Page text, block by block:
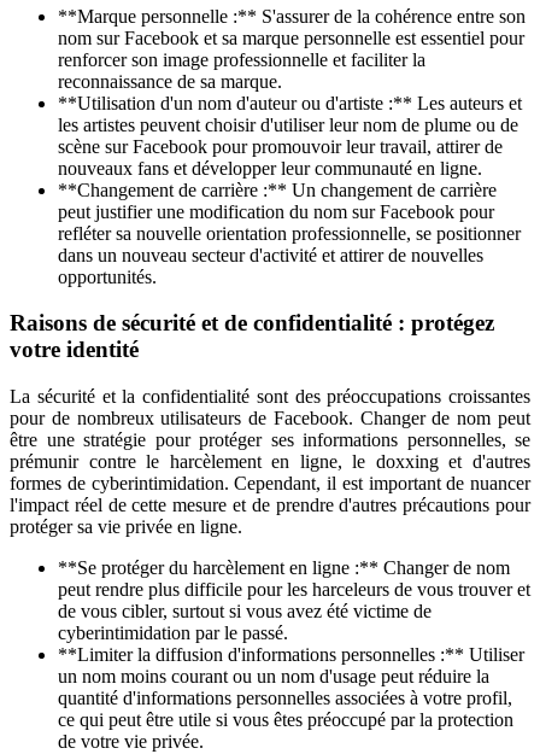
**Marque personnelle :** S'assurer de la cohérence entre son
nom sur Facebook et sa marque personnelle est essentiel pour
renforcer son image professionnelle et faciliter la
reconnaissance de sa marque.
**Utilisation d'un nom d'auteur ou d'artiste :** Les auteurs et
les artistes peuvent choisir d'utiliser leur nom de plume ou de
scène sur Facebook pour promouvoir leur travail, attirer de
nouveaux fans et développer leur communauté en ligne.
**Changement de carrière :** Un changement de carrière
peut justifier une modification du nom sur Facebook pour
refléter sa nouvelle orientation professionnelle, se positionner
dans un nouveau secteur d'activité et attirer de nouvelles
opportunités.
Raisons de sécurité et de confidentialité : protégez
votre identité
La sécurité et la confidentialité sont des préoccupations croissantes
pour de nombreux utilisateurs de Facebook. Changer de nom peut
être une stratégie pour protéger ses informations personnelles, se
prémunir contre le harcèlement en ligne, le doxxing et d'autres
formes de cyberintimidation. Cependant, il est important de nuancer
l'impact réel de cette mesure et de prendre d'autres précautions pour
protéger sa vie privée en ligne.
**Se protéger du harcèlement en ligne :** Changer de nom
peut rendre plus difficile pour les harceleurs de vous trouver et
de vous cibler, surtout si vous avez été victime de
cyberintimidation par le passé.
**Limiter la diffusion d'informations personnelles :** Utiliser
un nom moins courant ou un nom d'usage peut réduire la
quantité d'informations personnelles associées à votre profil,
ce qui peut être utile si vous êtes préoccupé par la protection
de votre vie privée.